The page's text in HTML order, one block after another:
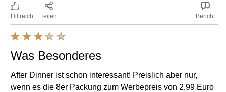
Hilfreich Teilen Bericht
Was Besonderes
After Dinner ist schon interessant! Preislich aber nur,
wenn es die 8er Packung zum Werbepreis von 2,99 Euro